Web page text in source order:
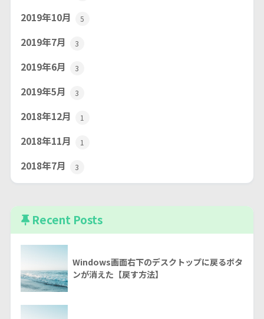
2019年10月 5
2019年7月 3
2019年6月 3
2019年5月 3
2018年12月 1
2018年11月 1
2018年7月 3
Recent Posts
Windows画面右下のデスクトップに戻るボタ
ンが消えた【戻す方法】